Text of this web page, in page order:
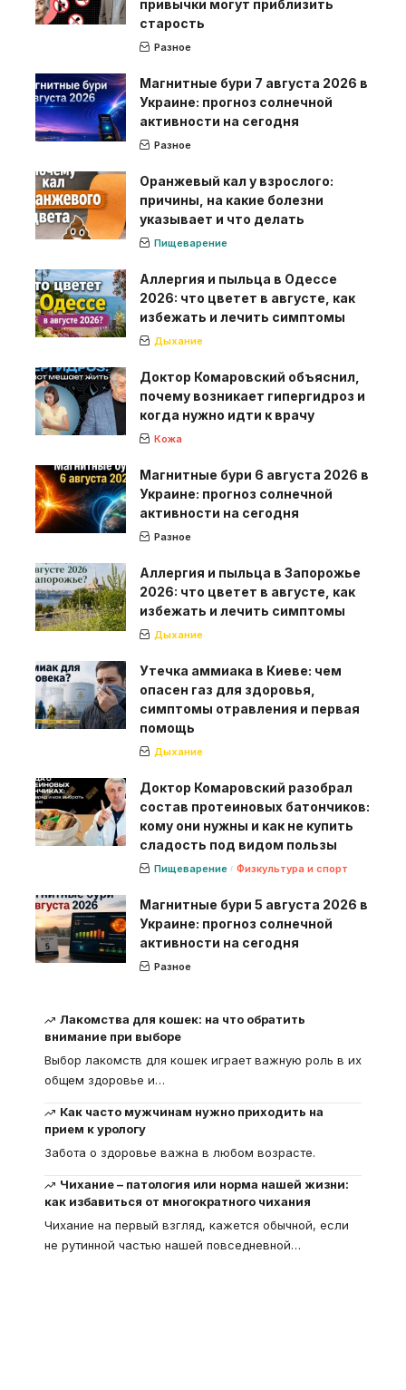
привычки могут приблизить
старость
Разное
Магнитные бури 7 августа 2026 в
Украине: прогноз солнечной
активности на сегодня
Разное
Оранжевый кал у взрослого:
причины, на какие болезни
указывает и что делать
Пищеварение
Аллергия и пыльца в Одессе
2026: что цветет в августе, как
избежать и лечить симптомы
Дыхание
Доктор Комаровский объяснил,
почему возникает гипергидроз и
когда нужно идти к врачу
Кожа
Магнитные бури 6 августа 2026 в
Украине: прогноз солнечной
активности на сегодня
Разное
Аллергия и пыльца в Запорожье
2026: что цветет в августе, как
избежать и лечить симптомы
Дыхание
Утечка аммиака в Киеве: чем
опасен газ для здоровья,
симптомы отравления и первая
помощь
Дыхание
Доктор Комаровский разобрал
состав протеиновых батончиков:
кому они нужны и как не купить
сладость под видом пользы
Пищеварение Физкультура и спорт
Магнитные бури 5 августа 2026 в
Украине: прогноз солнечной
активности на сегодня
Разное
Лакомства для кошек: на что обратить
внимание при выборе
Выбор лакомств для кошек играет важную роль в их
общем здоровье и…
Как часто мужчинам нужно приходить на
прием к урологу
Забота о здоровье важна в любом возрасте.
Чихание – патология или норма нашей жизни:
как избавиться от многократного чихания
Чихание на первый взгляд, кажется обычной, если
не рутинной частью нашей повседневной…